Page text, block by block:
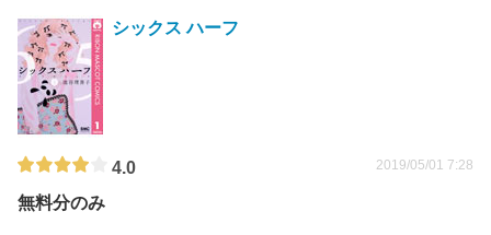
シックス ハーフ
4.0 2019/05/01 7:28
無料分のみ